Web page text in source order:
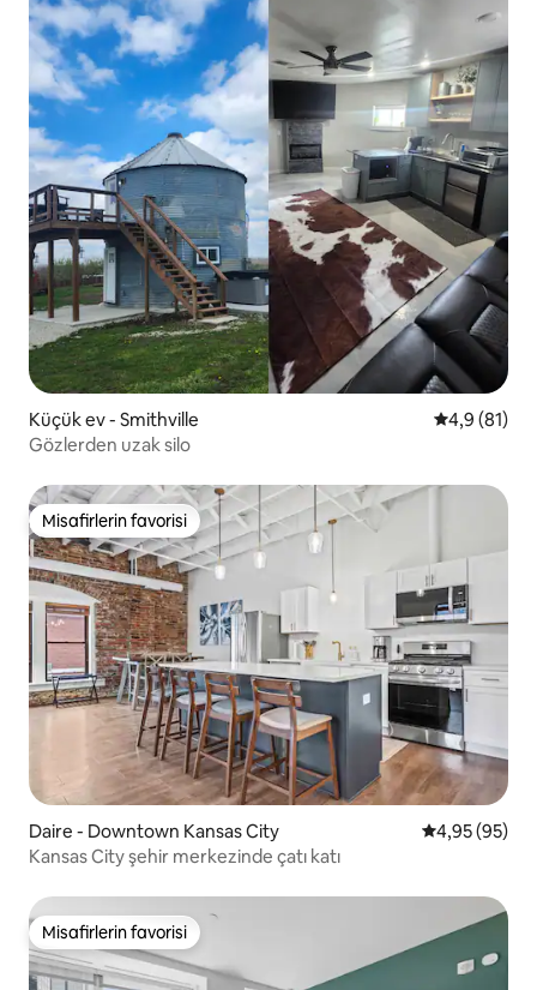
Küçük ev - Smithville 5 üzerinden
4,9 (81)
Gözlerden uzak silo
Misafirlerin favorisi
Misafirlerin favorisi
Daire - Downtown Kansas City 5 üzerinden
4,95 (95)
Kansas City şehir merkezinde çatı katı
Misafirlerin favorisi
Misafirlerin favorisi